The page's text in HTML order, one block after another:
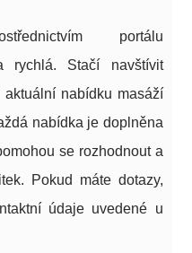
portálu
Stačí navštívit
nabídku masáží
nabídka je doplněna
se rozhodnout a
Pokud máte dotazy,
údaje uvedené u